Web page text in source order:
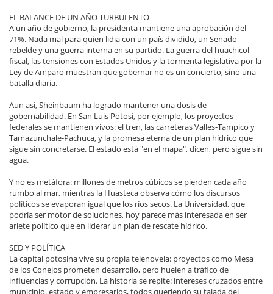
EL BALANCE DE UN AÑO TURBULENTO
A un año de gobierno, la presidenta mantiene una aprobación del
71%. Nada mal para quien lidia con un país dividido, un Senado
rebelde y una guerra interna en su partido. La guerra del huachicol
fiscal, las tensiones con Estados Unidos y la tormenta legislativa por la
Ley de Amparo muestran que gobernar no es un concierto, sino una
batalla diaria.
Aun así, Sheinbaum ha logrado mantener una dosis de
gobernabilidad. En San Luis Potosí, por ejemplo, los proyectos
federales se mantienen vivos: el tren, las carreteras Valles-Tampico y
Tamazunchale-Pachuca, y la promesa eterna de un plan hídrico que
sigue sin concretarse. El estado está "en el mapa", dicen, pero sigue sin
agua.
Y no es metáfora: millones de metros cúbicos se pierden cada año
rumbo al mar, mientras la Huasteca observa cómo los discursos
políticos se evaporan igual que los ríos secos. La Universidad, que
podría ser motor de soluciones, hoy parece más interesada en ser
ariete político que en liderar un plan de rescate hídrico.
SED Y POLÍTICA
La capital potosina vive su propia telenovela: proyectos como Mesa
de los Conejos prometen desarrollo, pero huelen a tráfico de
influencias y corrupción. La historia se repite: intereses cruzados entre
municipio, estado y empresarios, todos queriendo su tajada del